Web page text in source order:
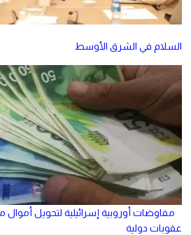
السلام في الشرق الأوسط
مفاوضات أوروبية إسرائيلية لتحويل
عقوبات دولية